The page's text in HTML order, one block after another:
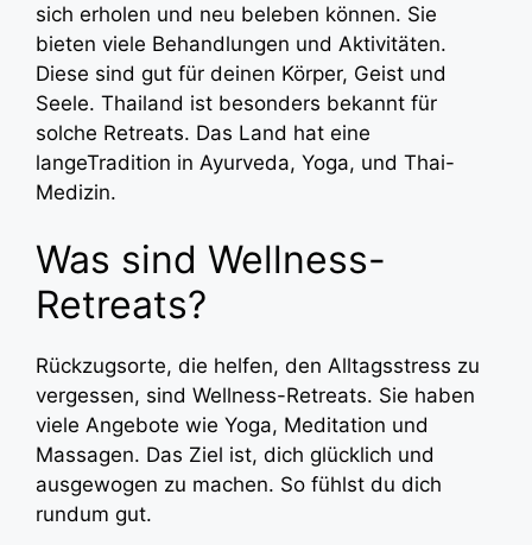
sich erholen und neu beleben können. Sie
bieten viele Behandlungen und Aktivitäten.
Diese sind gut für deinen Körper, Geist und
Seele. Thailand ist besonders bekannt für
solche Retreats. Das Land hat eine
langeTradition in Ayurveda, Yoga, und Thai-
Medizin.
Was sind Wellness-
Retreats?
Rückzugsorte, die helfen, den Alltagsstress zu
vergessen, sind Wellness-Retreats. Sie haben
viele Angebote wie Yoga, Meditation und
Massagen. Das Ziel ist, dich glücklich und
ausgewogen zu machen. So fühlst du dich
rundum gut.